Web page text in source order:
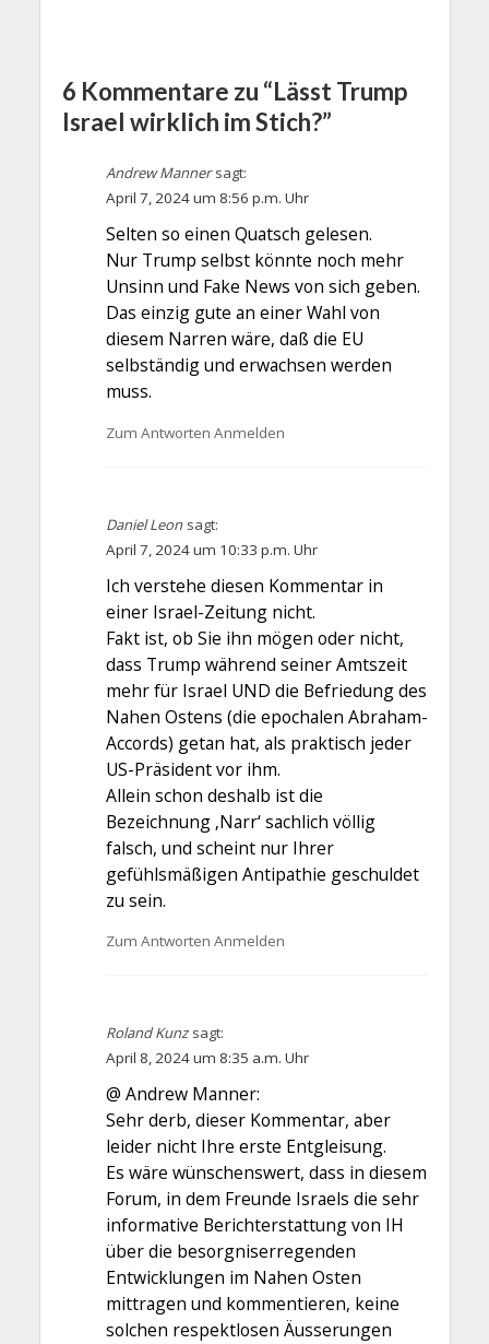
6 Kommentare zu “Lässt Trump
Israel wirklich im Stich?”
Andrew Manner sagt:
April 7, 2024 um 8:56 p.m. Uhr
Selten so einen Quatsch gelesen.
Nur Trump selbst könnte noch mehr
Unsinn und Fake News von sich geben.
Das einzig gute an einer Wahl von
diesem Narren wäre, daß die EU
selbständig und erwachsen werden
muss.
Zum Antworten Anmelden
Daniel Leon sagt:
April 7, 2024 um 10:33 p.m. Uhr
Ich verstehe diesen Kommentar in
einer Israel-Zeitung nicht.
Fakt ist, ob Sie ihn mögen oder nicht,
dass Trump während seiner Amtszeit
mehr für Israel UND die Befriedung des
Nahen Ostens (die epochalen Abraham-
Accords) getan hat, als praktisch jeder
US-Präsident vor ihm.
Allein schon deshalb ist die
Bezeichnung ‚Narr‘ sachlich völlig
falsch, und scheint nur Ihrer
gefühlsmäßigen Antipathie geschuldet
zu sein.
Zum Antworten Anmelden
Roland Kunz sagt:
April 8, 2024 um 8:35 a.m. Uhr
@ Andrew Manner:
Sehr derb, dieser Kommentar, aber
leider nicht Ihre erste Entgleisung.
Es wäre wünschenswert, dass in diesem
Forum, in dem Freunde Israels die sehr
informative Berichterstattung von IH
über die besorgniserregenden
Entwicklungen im Nahen Osten
mittragen und kommentieren, keine
solchen respektlosen Äusserungen